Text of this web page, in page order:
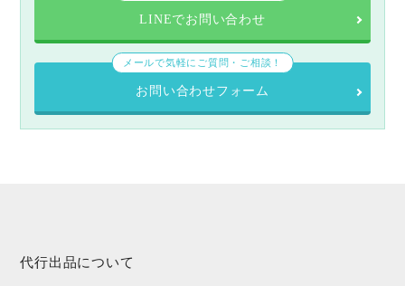
LINEでお問い合わせ
メールで気軽にご質問・ご相談！
お問い合わせフォーム
代行出品について